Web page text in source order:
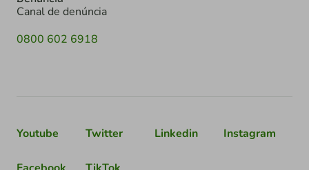
Canal de denúncia
0800 602 6918
Youtube Twitter Linkedin Instagram